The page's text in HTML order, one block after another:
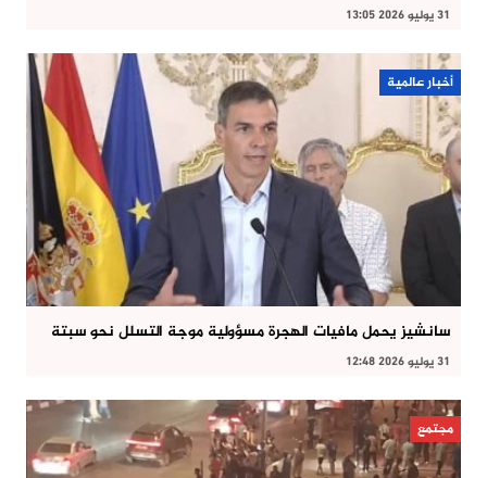
31 يوليو 2026 13:05
أخبار عالمية
سانشيز يحمل مافيات الهجرة مسؤولية موجة التسلل نحو سبتة
31 يوليو 2026 12:48
مجتمع